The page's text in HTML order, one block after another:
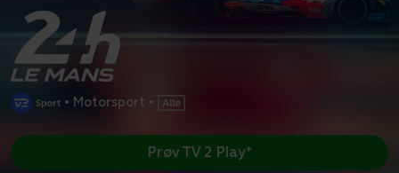
• Motorsport •
Prøv TV 2 Play*